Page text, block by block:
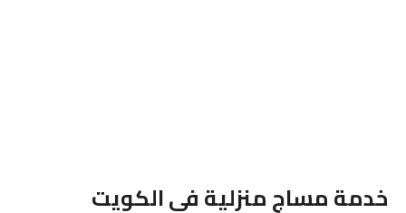
خدمة مساج منزلية في الكويت